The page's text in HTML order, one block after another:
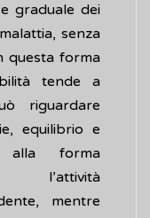
graduale dei
senza
questa forma
tende a
riguardare
equilibrio e
alla forma
l’attività
mentre